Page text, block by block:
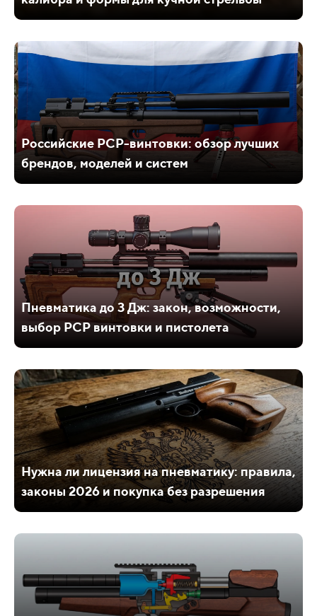
Российские PCP-винтовки: обзор лучших
брендов, моделей и систем
Пневматика до 3 Дж: закон, возможности,
выбор PCP винтовки и пистолета
Нужна ли лицензия на пневматику: правила,
законы 2026 и покупка без разрешения